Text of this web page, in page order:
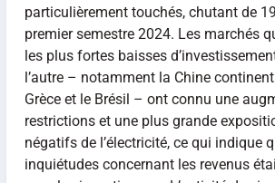
particulièrement touchés, chutant de
premier semestre 2024. Les marchés
les plus fortes baisses
l’autre – notamment la Chine
Grèce et le Brésil – ont connu une
restrictions et une plus grande
négatifs de l’électricité, ce qui indique
inquiétudes concernant les revenus